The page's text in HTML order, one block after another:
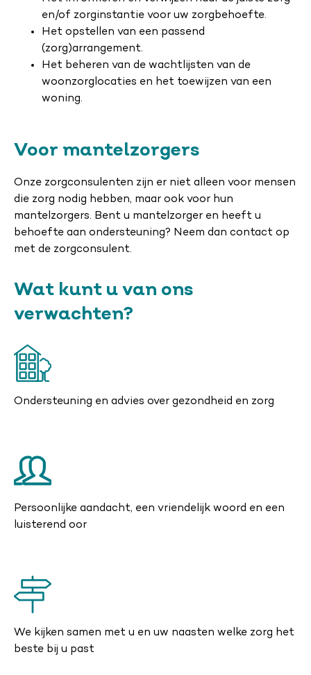
en/of zorginstantie voor uw zorgbehoefte.
Het opstellen van een passend
(zorg)arrangement.
Het beheren van de wachtlijsten van de
woonzorglocaties en het toewijzen van een
woning.
Voor mantelzorgers
Onze zorgconsulenten zijn er niet alleen voor mensen
die zorg nodig hebben, maar ook voor hun
mantelzorgers. Bent u mantelzorger en heeft u
behoefte aan ondersteuning? Neem dan contact op
met de zorgconsulent.
Wat kunt u van ons
verwachten?
Ondersteuning en advies over gezondheid en zorg
Persoonlijke aandacht, een vriendelijk woord en een
luisterend oor
We kijken samen met u en uw naasten welke zorg het
beste bij u past